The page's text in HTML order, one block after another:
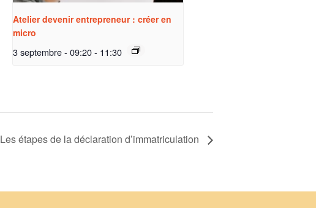
Atelier devenir entrepreneur : créer en
micro
3 septembre - 09:20 - 11:30
Les étapes de la déclaration d’immatriculation